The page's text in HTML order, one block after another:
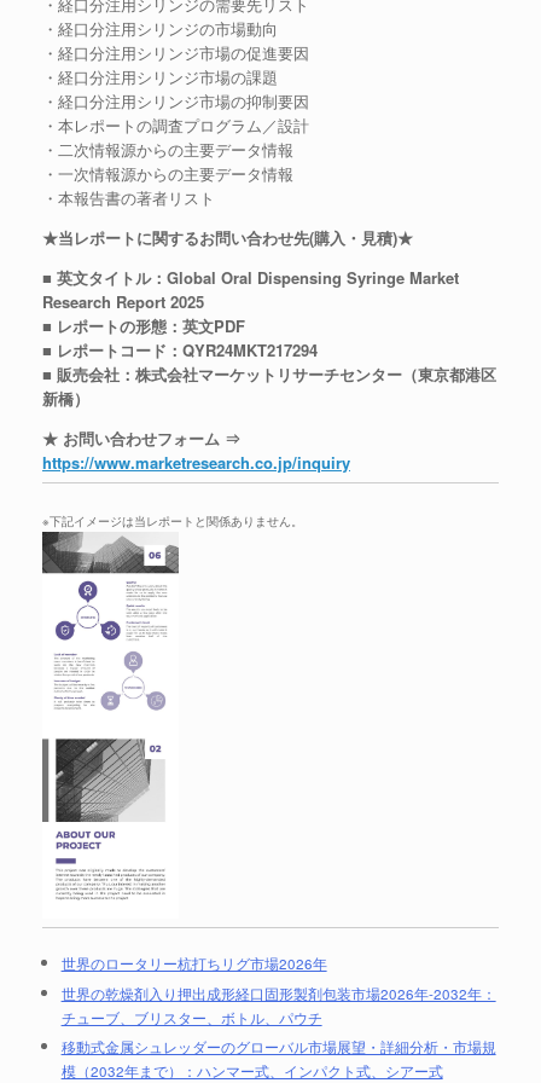
・経口分注用シリンジの市場動向
・経口分注用シリンジ市場の促進要因
・経口分注用シリンジ市場の課題
・経口分注用シリンジ市場の抑制要因
・本レポートの調査プログラム／設計
・二次情報源からの主要データ情報
・一次情報源からの主要データ情報
・本報告書の著者リスト
★当レポートに関するお問い合わせ先(購入・見積)★
■ 英文タイトル：Global Oral Dispensing Syringe Market
Research Report 2025
■ レポートの形態：英文PDF
■ レポートコード：QYR24MKT217294
■ 販売会社：株式会社マーケットリサーチセンター（東京都港区
新橋）
★ お問い合わせフォーム ⇒
https://www.marketresearch.co.jp/inquiry
※下記イメージは当レポートと関係ありません。
世界のロータリー杭打ちリグ市場2026年
世界の乾燥剤入り押出成形経口固形製剤包装市場2026年-2032年：
チューブ、ブリスター、ボトル、パウチ
移動式金属シュレッダーのグローバル市場展望・詳細分析・市場規
模（2032年まで）：ハンマー式、インパクト式、シアー式